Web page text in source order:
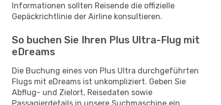
Informationen sollten Reisende die offizielle
Gepäckrichtlinie der Airline konsultieren.
So buchen Sie Ihren Plus Ultra-Flug mit
eDreams
Die Buchung eines von Plus Ultra durchgeführten
Flugs mit eDreams ist unkompliziert. Geben Sie
Abflug- und Zielort, Reisedaten sowie